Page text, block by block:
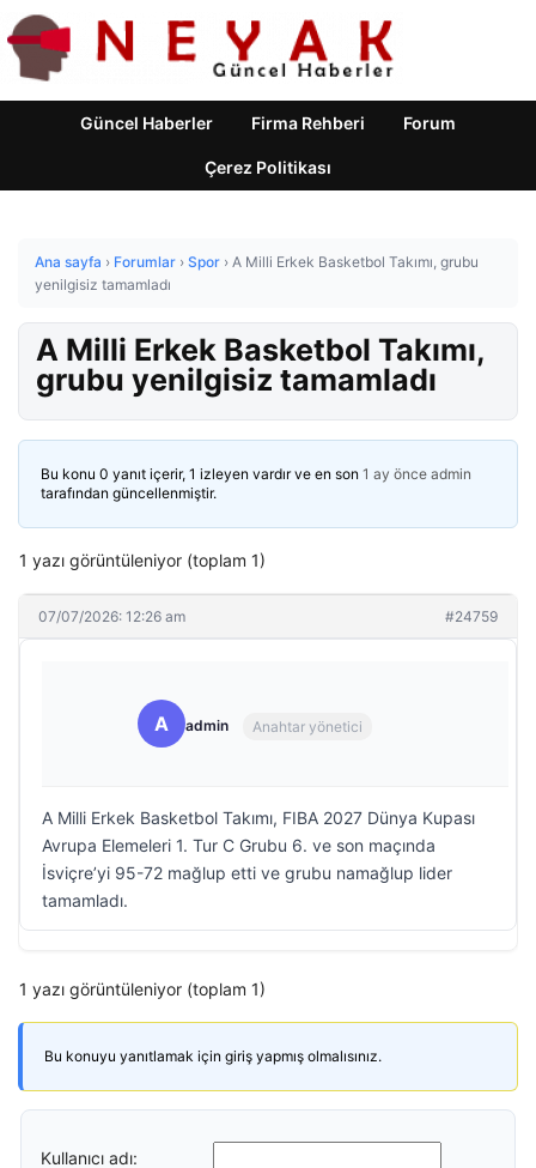
Güncel Haberler Firma Rehberi Forum
Çerez Politikası
Ana sayfa › Forumlar › Spor › A Milli Erkek Basketbol Takımı, grubu
yenilgisiz tamamladı
A Milli Erkek Basketbol Takımı,
grubu yenilgisiz tamamladı
Bu konu 0 yanıt içerir, 1 izleyen vardır ve en son 1 ay önce admin
tarafından güncellenmiştir.
1 yazı görüntüleniyor (toplam 1)
07/07/2026: 12:26 am #24759
A admin Anahtar yönetici
A Milli Erkek Basketbol Takımı, FIBA 2027 Dünya Kupası
Avrupa Elemeleri 1. Tur C Grubu 6. ve son maçında
İsviçre’yi 95-72 mağlup etti ve grubu namağlup lider
tamamladı.
1 yazı görüntüleniyor (toplam 1)
Bu konuyu yanıtlamak için giriş yapmış olmalısınız.
Kullanıcı adı: